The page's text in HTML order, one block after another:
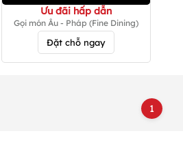
Ưu đãi hấp dẫn
Gọi món Âu - Pháp (Fine Dining)
Đặt chỗ ngay
1